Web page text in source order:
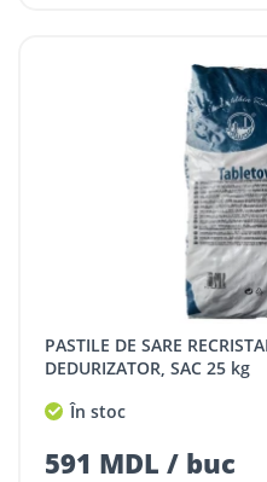
PASTILE DE SARE RECRISTALIZAT, PENTRU
DEDURIZATOR, SAC 25 kg
În stoc
591 MDL / buc